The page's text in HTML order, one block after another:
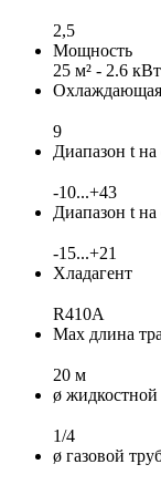
2,5
Мощность
25 м² - 2.6 кВт
Охлаждающая
9
Диапазон t
-10...+43
Диапазон t на
-15...+21
Хладагент
R410A
Max длина
20 м
ø
1/4
ø газовой